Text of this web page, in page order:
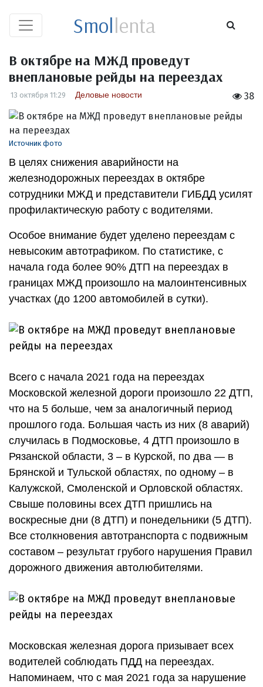
Smollenta
В октябре на МЖД проведут
внеплановые рейды на переездах
38
13 октября 11:29 Деловые новости
Источник фото
В целях снижения аварийности на
железнодорожных переездах в октябре
сотрудники МЖД и представители ГИБДД усилят
профилактическую работу с водителями.
Особое внимание будет уделено переездам с
невысоким автотрафиком. По статистике, с
начала года более 90% ДТП на переездах в
границах МЖД произошло на малоинтенсивных
участках (до 1200 автомобилей в сутки).
Всего с начала 2021 года на переездах
Московской железной дороги произошло 22 ДТП,
что на 5 больше, чем за аналогичный период
прошлого года. Большая часть из них (8 аварий)
случилась в Подмосковье, 4 ДТП произошло в
Рязанской области, 3 – в Курской, по два — в
Брянской и Тульской областях, по одному – в
Калужской, Смоленской и Орловской областях.
Свыше половины всех ДТП пришлись на
воскресные дни (8 ДТП) и понедельники (5 ДТП).
Все столкновения автотранспорта с подвижным
составом – результат грубого нарушения Правил
дорожного движения автолюбителями.
Московская железная дорога призывает всех
водителей соблюдать ПДД на переездах.
Напоминаем, что с мая 2021 года за нарушение